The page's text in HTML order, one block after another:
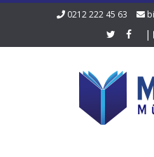
0212 222 45 63
|